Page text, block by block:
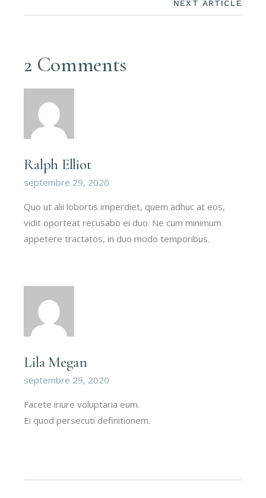
NEXT ARTICLE
2 Comments
Ralph Elliot
septembre 29, 2020
Quo ut alii lobortis imperdiet, quem adhuc at eos,
vidit oporteat recusabo ei duo. Ne cum minimum
appetere tractatos, in duo modo temporibus.
Lila Megan
septembre 29, 2020
Facete iriure voluptaria eum.
Ei quod persecuti definitionem.